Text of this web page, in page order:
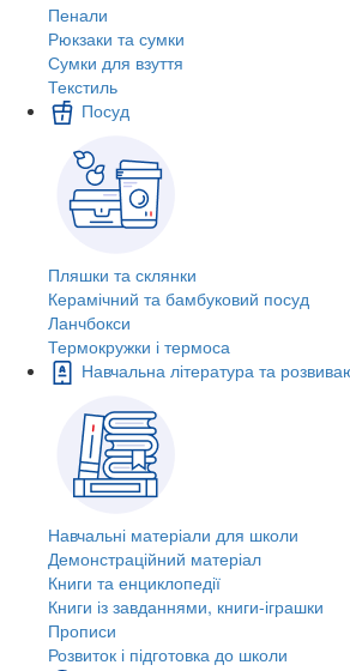
Пенали
Рюкзаки та сумки
Сумки для взуття
Текстиль
Посуд
Пляшки та склянки
Керамічний та бамбуковий посуд
Ланчбокси
Термокружки і термоса
Навчальна література та
Навчальні матеріали для школи
Демонстраційний матеріал
Книги та енциклопедії
Книги із завданнями, книги-іграшки
Прописи
Розвиток і підготовка до школи